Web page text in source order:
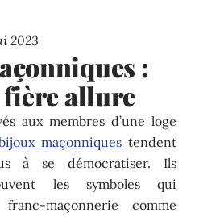
2023
:
allure
aux membres d’une loge
maçonniquestendent
à se démocratiser. Ils
les symboles qui
maçonnerie comme